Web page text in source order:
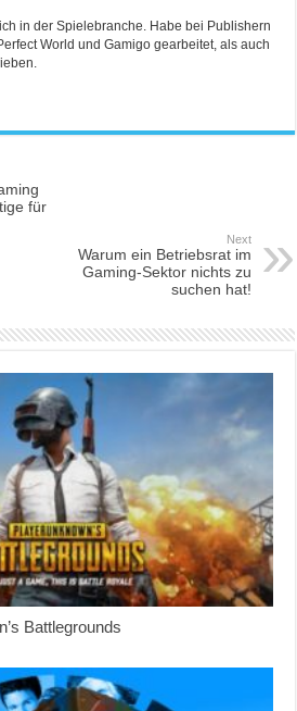
in der Spielebranche. Habe bei Publishern
World und Gamigo gearbeitet, als auch
für
Next
Warum ein Betriebsrat im
Gaming-Sektor nichts zu
suchen hat!
Battlegrounds